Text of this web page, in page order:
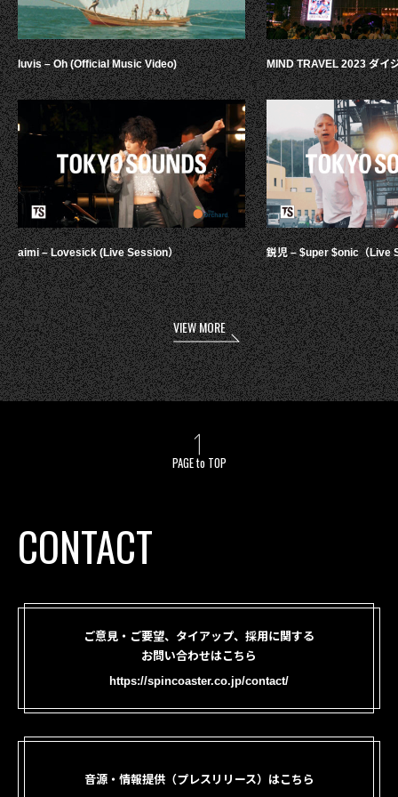
luvis – Oh (Official Music Video)
aimi – Lovesick (Live Session）
MIND TRAVEL 2023 ダイ
鋭児 – $uper $onic（Live
VIEW MORE
PAGE to TOP
CONTACT
ご意見・ご要望、タイアップ、採用に関する
お問い合わせはこちら
https://spincoaster.co.jp/contact/
音源・情報提供（プレスリリース）はこちら